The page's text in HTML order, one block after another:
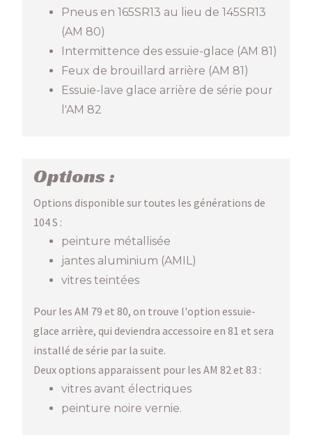
Pneus en 165SR13 au lieu de 145SR13
(AM 80)
Intermittence des essuie-glace (AM 81)
Feux de brouillard arrière (AM 81)
Essuie-lave glace arrière de série pour
l'AM 82
Options :
Options disponible sur toutes les générations de
104 S :
peinture métallisée
jantes aluminium (AMIL)
vitres teintées
Pour les AM 79 et 80, on trouve l'option essuie-
glace arrière, qui deviendra accessoire en 81 et sera
installé de série par la suite.
Deux options apparaissent pour les AM 82 et 83 :
vitres avant électriques
peinture noire vernie.